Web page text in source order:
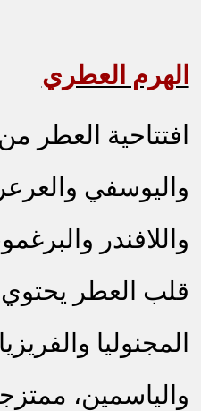
الهرم العطري
افتتاحية العطر
واليوسفي والعرعر
واللافندر
قلب العطر
المجنوليا
والياسمين،